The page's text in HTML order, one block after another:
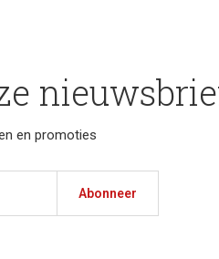
en promoties
Abonneer